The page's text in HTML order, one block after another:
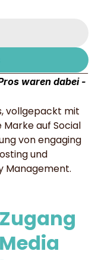
waren dabei -
vollgepackt mit
auf Social
von engaging
und
Management.